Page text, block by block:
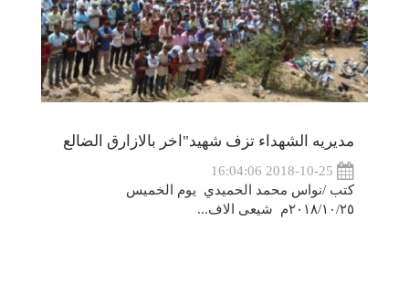
مديريه الشهداء تزف شهيد"اخر بالازارق الضالع
كتب /نواس محمد الحميدي يوم الخميس
٢٠١٨/١٠/٢٥م شيعى الاف...